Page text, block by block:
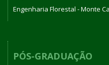
Engenharia Florestal - Monte
PÓS-GRADUAÇÃO